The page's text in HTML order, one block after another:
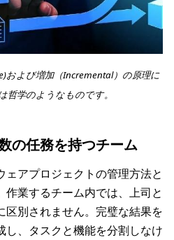
および増加（Incremental）の原理に
哲学のようなものです。
の任務を持つチーム
ェアプロジェクトの管理方法と
業するチーム内では、上司と
区別されません。完璧な結果を
し、タスクと機能を分割しなけ